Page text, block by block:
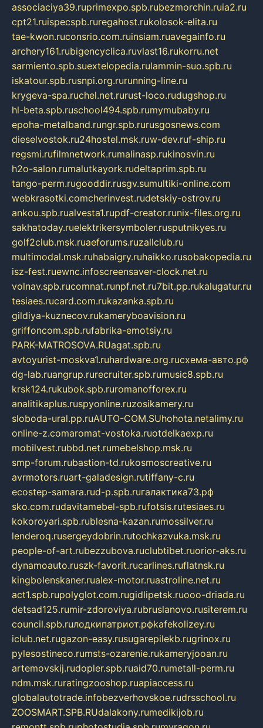
associaciya39.ruprimexpo.spb.rubezmorchin.ruia2.ru
cpt21.ruispecspb.ruregahost.rukolosok-elita.ru
tae-kwon.ruconsrio.com.ruinsiam.ruavegainfo.ru
archery161.rubigencyclica.ruvlast16.rukorru.net
sarmiento.spb.suextelopedia.rulammin-suo.spb.ru
iskatour.spb.rusnpi.org.rurunning-line.ru
krygeva-spa.ruchel.net.rurust-loco.rudugshop.ru
hl-beta.spb.ruschool494.spb.rumymubaby.ru
epoha-metalband.rungr.spb.rurusgosnews.com
dieselvostok.ru24hostel.msk.ruw-dev.ruf-ship.ru
regsmi.rufilmnetwork.rumalinasp.rukinosvin.ru
h2o-salon.rumalutkayork.rudeltaprim.spb.ru
tango-perm.rugooddir.rusgv.sumultiki-online.com
webkrasotki.comcherinvest.rudetskiy-ostrov.ru
ankou.spb.rualvesta1.rupdf-creator.runix-files.org.ru
sakhatoday.ruelektrikersymboler.rusputnikyes.ru
golf2club.msk.ruaeforums.ruzallclub.ru
multimodal.msk.ruhabaigry.ruhaikko.rusobakopedia.ru
isz-fest.ruewnc.infoscreensaver-clock.net.ru
volnav.spb.rucomnat.runpf.net.ru7bit.pp.rukalugatur.ru
tesiaes.rucard.com.rukazanka.spb.ru
gildiya-kuznecov.rukameryboavision.ru
griffoncom.spb.rufabrika-emotsiy.ru
PARK-MATROSOVA.RUagat.spb.ru
avtoyurist-moskva1.ruhardware.org.ruсхема-авто.рф
dg-lab.ruangrup.rurecruiter.spb.rumusic8.spb.ru
krsk124.rukubok.spb.ruromanofforex.ru
analitikaplus.ruspyonline.ruzosikamery.ru
sloboda-ural.pp.ruAUTO-COM.SUhohota.netalimy.ru
online-z.comaromat-vostoka.ruotdelkaexp.ru
mobilvest.rubbd.net.rumebelshop.msk.ru
smp-forum.rubastion-td.rukosmoscreative.ru
avrmotors.ruart-galadesign.rutiffany-c.ru
ecostep-samara.rud-p.spb.ruгалактика73.рф
sko.com.rudavitamebel-spb.rufotsis.rutesiaes.ru
kokoroyari.spb.rublesna-kazan.rumossilver.ru
lenderoq.rusergeydobrin.rutochkazvuka.msk.ru
people-of-art.rubezzubova.ruclubtibet.ruorior-aks.ru
dynamoauto.ruszk-favorit.rucarlines.ruflatnsk.ru
kingbolenskaner.rualex-motor.ruastroline.net.ru
act1.spb.rupolyglot.com.rugidlipetsk.ruooo-driada.ru
detsad125.rumir-zdoroviya.rubruslanovo.rusiterem.ru
council.spb.ruлодкипатриот.рфkafekolizey.ru
iclub.net.rugazon-easy.rusugarepilekb.rugrinox.ru
pylesostineco.rumsts-ozarenie.rukameryjooan.ru
artemovskij.rudopler.spb.ruaid70.rumetall-perm.ru
ndm.msk.ruratingzooshop.ruapiaccess.ru
globalautotrade.infobezverhovskoe.rudrsschool.ru
ZOOSMART.SPB.RUdalakony.rumedikijob.ru